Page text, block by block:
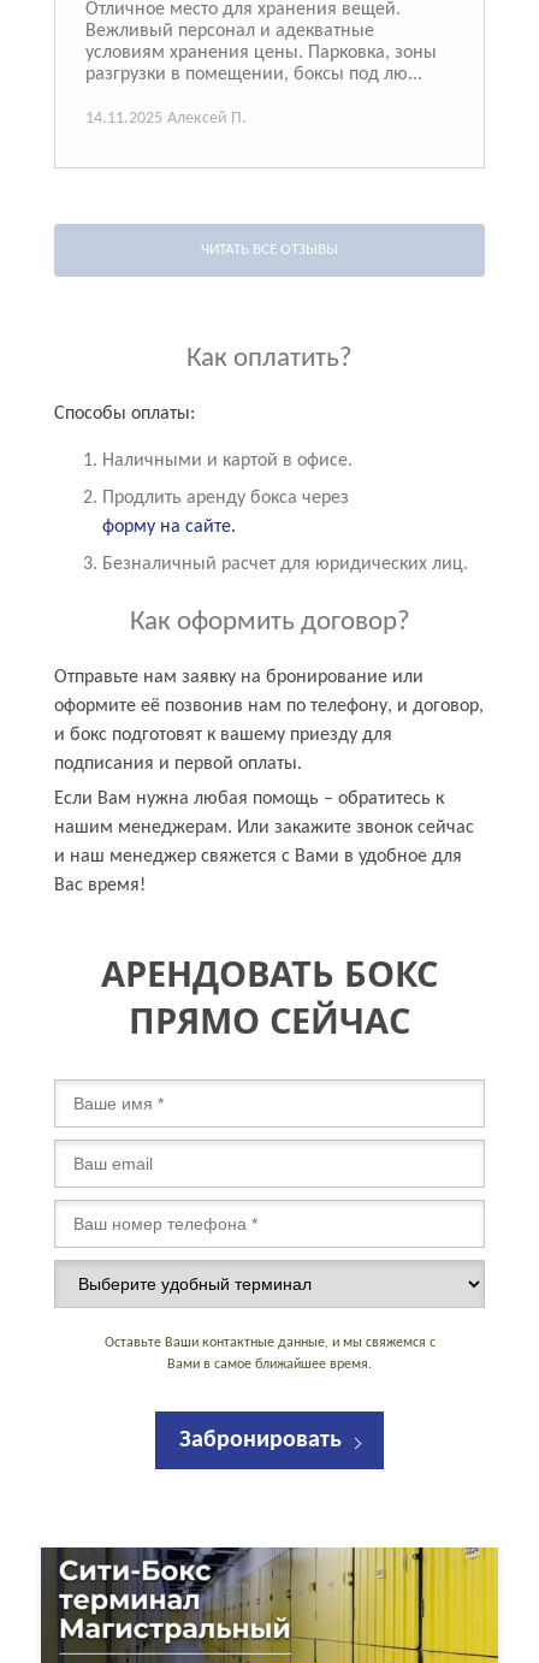
Отличное место для хранения вещей.
Вежливый персонал и адекватные
условиям хранения цены. Парковка, зоны
разгрузки в помещении, боксы под лю...
14.11.2025 Алексей П.
ЧИТАТЬ ВСЕ ОТЗЫВЫ
Как оплатить?
Способы оплаты:
Наличными и картой в офисе.
Продлить аренду бокса через
форму на сайте.
Безналичный расчет для юридических лиц.
Как оформить договор?
Отправьте нам заявку на бронирование или
оформите её позвонив нам по телефону, и договор,
и бокс подготовят к вашему приезду для
подписания и первой оплаты.
Если Вам нужна любая помощь – обратитесь к
нашим менеджерам. Или закажите звонок сейчас
и наш менеджер свяжется с Вами в удобное для
Вас время!
АРЕНДОВАТЬ БОКС
ПРЯМО СЕЙЧАС
Оставьте Ваши контактные данные, и мы свяжемся с
Вами в самое ближайшее время.
Забронировать